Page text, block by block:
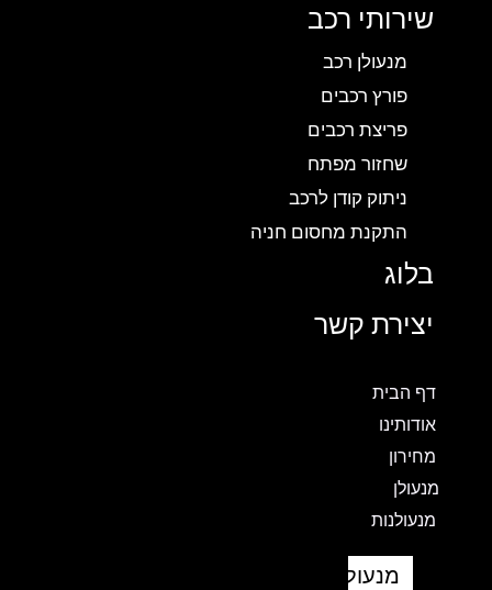
שירותי רכב
מנעולן רכב
פורץ רכבים
פריצת רכבים
שחזור מפתח
ניתוק קודן לרכב
התקנת מחסום חניה
בלוג
יצירת קשר
דף הבית
אודותינו
מחירון
מנעולן
מנעולנות
מנעולן